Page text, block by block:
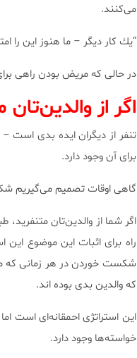
می‌كنند.
“یك كار دیگر – ما هنوز این را
در حالی كه مریض بودن راهی
اگر از
تنفر از دیگران ایده بدی است
برای آن وجود دارد.
گاهی اوقات تصمیم می‌گیریم
اگر شما از والدین‌تان
راه برای اثبات این موضوع
شكست خوردن در هر زمانی كه
كه والدین بدی بوده اند.
این استراتژی احمقانه‌ای است
خواسته‌‌ها وجود دارد.